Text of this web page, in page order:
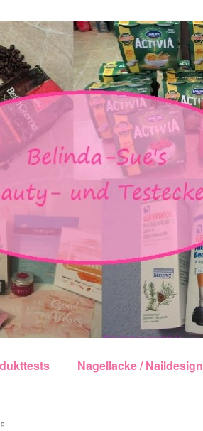
Nagellacke / Naildesign